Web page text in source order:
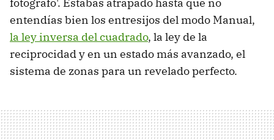
fotógrafo'. Estabas atrapado hasta que no
entendías bien los entresijos del modo Manual,
la ley inversa del cuadrado, la ley de la
reciprocidad y en un estado más avanzado, el
sistema de zonas para un revelado perfecto.